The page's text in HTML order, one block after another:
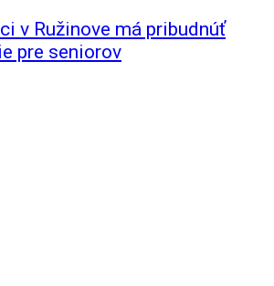
v Ružinove má pribudnúť
pre seniorov